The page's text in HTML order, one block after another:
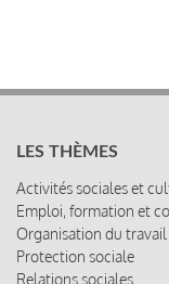
LES THÈMES
Activités sociales et
Emploi, formation et
Organisation du travail
Protection sociale
Relations sociales